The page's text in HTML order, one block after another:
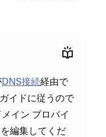
DNS接続経由で
イドに従うので
イン プロバイ
編集してくだ